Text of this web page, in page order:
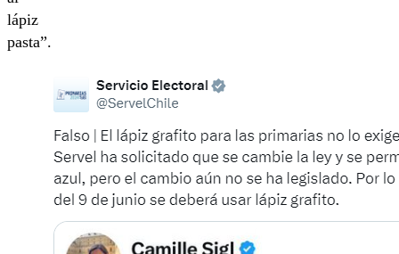
lápiz
pasta”.